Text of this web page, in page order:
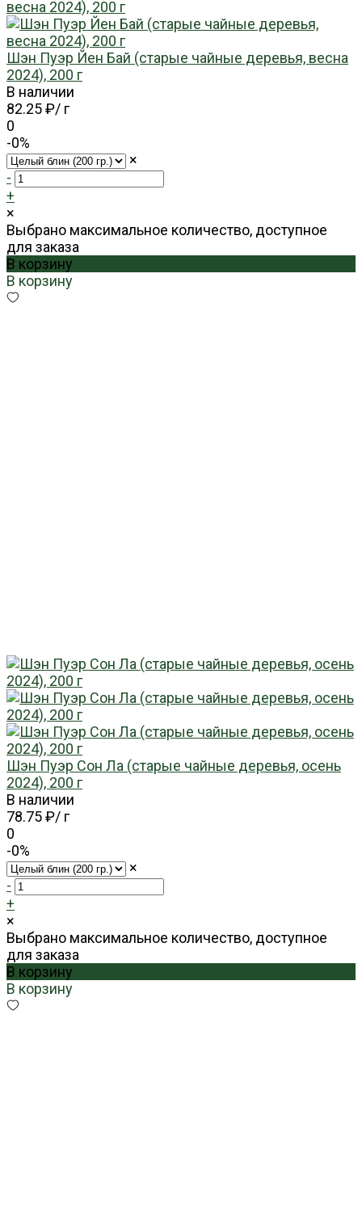
Шэн Пуэр Йен Бай (старые чайные деревья, весна
2024), 200 г
В наличии
82.25 ₽/ г
0
-0%
×
-
+
×
Выбрано максимальное количество, доступное
для заказа
В корзину
В корзину
Шэн Пуэр Сон Ла (старые чайные деревья, осень
2024), 200 г
В наличии
78.75 ₽/ г
0
-0%
×
-
+
×
Выбрано максимальное количество, доступное
для заказа
В корзину
В корзину